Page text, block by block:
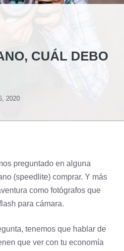
CUÁL DEBO
2020
preguntado en alguna
(speedlite) comprar. Y más
como fotógrafos que
para cámara.
tenemos que hablar de
que ver con tu economía